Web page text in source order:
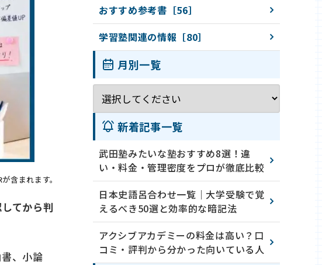
含まれます。
てから判
、小論
おすすめ参考書［56］
学習塾関連の情報［80］
月別一覧
新着記事一覧
武田塾みたいな塾おすすめ8選！違
い・料金・管理密度をプロが徹底比較
日本史語呂合わせ一覧｜大学受験で覚
えるべき50選と効率的な暗記法
アクシブアカデミーの料金は高い？口
コミ・評判から分かった向いている人